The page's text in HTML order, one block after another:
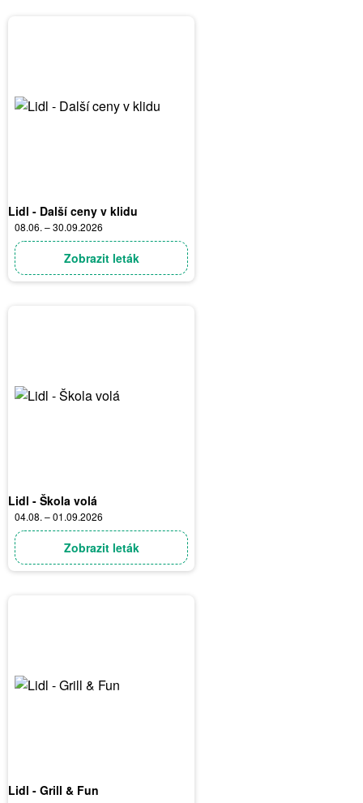
Lidl - Další ceny v klidu
08.06. – 30.09.2026
Zobrazit leták
Lidl - Škola volá
04.08. – 01.09.2026
Zobrazit leták
Lidl - Grill & Fun